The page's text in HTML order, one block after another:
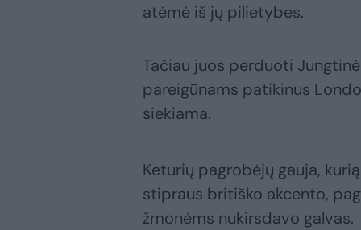
atėmė iš jų pilietybes.
Tačiau juos perduoti
pareigūnams patikinus
siekiama.
Keturių pagrobėjų gauja,
stipraus britiško akcento,
žmonėms nukirsdavo galvas.